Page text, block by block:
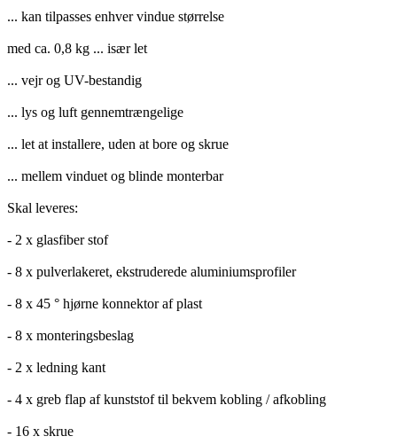
... kan tilpasses enhver vindue størrelse
med ca. 0,8 kg ... især let
... vejr og UV-bestandig
... lys og luft gennemtrængelige
... let at installere, uden at bore og skrue
... mellem vinduet og blinde monterbar
Skal leveres:
- 2 x glasfiber stof
- 8 x pulverlakeret, ekstruderede aluminiumsprofiler
- 8 x 45 ° hjørne konnektor af plast
- 8 x monteringsbeslag
- 2 x ledning kant
- 4 x greb flap af kunststof til bekvem kobling / afkobling
- 16 x skrue